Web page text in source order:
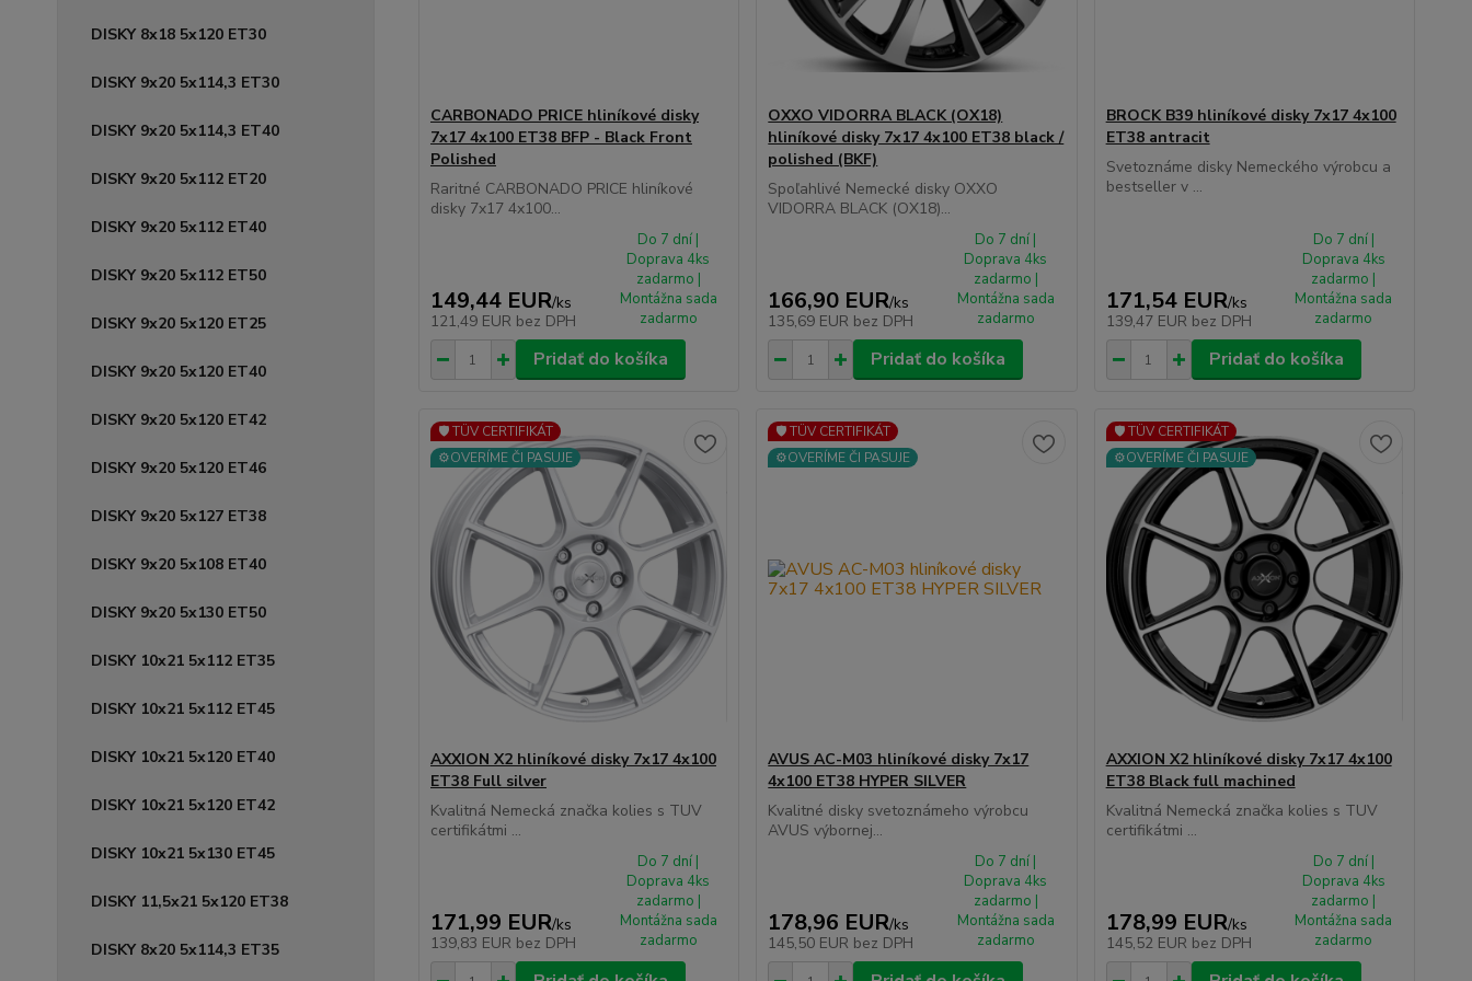
DISKY 8x18 5x120 ET30
DISKY 9x20 5x114,3 ET30
DISKY 9x20 5x114,3 ET40
DISKY 9x20 5x112 ET20
DISKY 9x20 5x112 ET40
DISKY 9x20 5x112 ET50
DISKY 9x20 5x120 ET25
DISKY 9x20 5x120 ET40
DISKY 9x20 5x120 ET42
DISKY 9x20 5x120 ET46
DISKY 9x20 5x127 ET38
DISKY 9x20 5x108 ET40
DISKY 9x20 5x130 ET50
DISKY 10x21 5x112 ET35
DISKY 10x21 5x112 ET45
DISKY 10x21 5x120 ET40
DISKY 10x21 5x120 ET42
DISKY 10x21 5x130 ET45
DISKY 11,5x21 5x120 ET38
DISKY 8x20 5x114,3 ET35
CARBONADO PRICE hliníkové disky
7x17 4x100 ET38 BFP - Black Front
Polished
Raritné CARBONADO PRICE hliníkové
disky 7x17 4x100...
149,44 EUR/ks
121,49 EUR bez DPH
Do 7 dní |
Doprava 4ks
zadarmo |
Montážna sada
zadarmo
Pridať do košíka
OXXO VIDORRA BLACK (OX18)
hliníkové disky 7x17 4x100 ET38 black /
polished (BKF)
Spoľahlivé Nemecké disky OXXO
VIDORRA BLACK (OX18)...
166,90 EUR/ks
135,69 EUR bez DPH
Do 7 dní |
Doprava 4ks
zadarmo |
Montážna sada
zadarmo
Pridať do košíka
BROCK B39 hliníkové disky 7x17 4x100
ET38 antracit
Svetoznáme disky Nemeckého výrobcu a
bestseller v ...
171,54 EUR/ks
139,47 EUR bez DPH
Do 7 dní |
Doprava 4ks
zadarmo |
Montážna sada
zadarmo
Pridať do košíka
🛡️ TÜV CERTIFIKÁT
⚙️OVERÍME ČI PASUJE
AXXION X2 hliníkové disky 7x17 4x100
ET38 Full silver
Kvalitná Nemecká značka kolies s TUV
certifikátmi ...
171,99 EUR/ks
139,83 EUR bez DPH
Do 7 dní |
Doprava 4ks
zadarmo |
Montážna sada
zadarmo
🛡️ TÜV CERTIFIKÁT
⚙️OVERÍME ČI PASUJE
AVUS AC-M03 hliníkové disky 7x17
4x100 ET38 HYPER SILVER
Kvalitné disky svetoznámeho výrobcu
AVUS výbornej...
178,96 EUR/ks
145,50 EUR bez DPH
Do 7 dní |
Doprava 4ks
zadarmo |
Montážna sada
zadarmo
🛡️ TÜV CERTIFIKÁT
⚙️OVERÍME ČI PASUJE
AXXION X2 hliníkové disky 7x17 4x100
ET38 Black full machined
Kvalitná Nemecká značka kolies s TUV
certifikátmi ...
178,99 EUR/ks
145,52 EUR bez DPH
Do 7 dní |
Doprava 4ks
zadarmo |
Montážna sada
zadarmo